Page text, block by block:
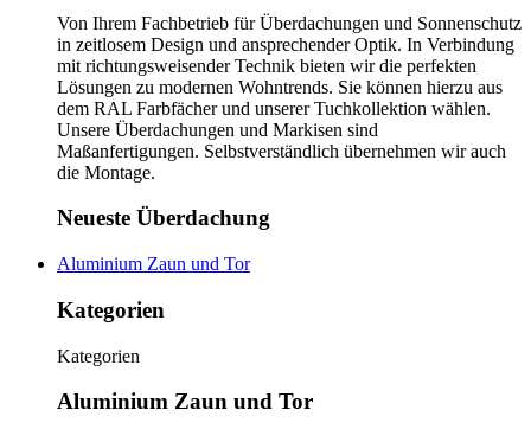
Von Ihrem Fachbetrieb für Überdachungen und Sonnenschutz
in zeitlosem Design und ansprechender Optik. In Verbindung
mit richtungsweisender Technik bieten wir die perfekten
Lösungen zu modernen Wohntrends. Sie können hierzu aus
dem RAL Farbfächer und unserer Tuchkollektion wählen.
Unsere Überdachungen und Markisen sind
Maßanfertigungen. Selbstverständlich übernehmen wir auch
die Montage.
Neueste Überdachung
Aluminium Zaun und Tor
Kategorien
Kategorien
Aluminium Zaun und Tor